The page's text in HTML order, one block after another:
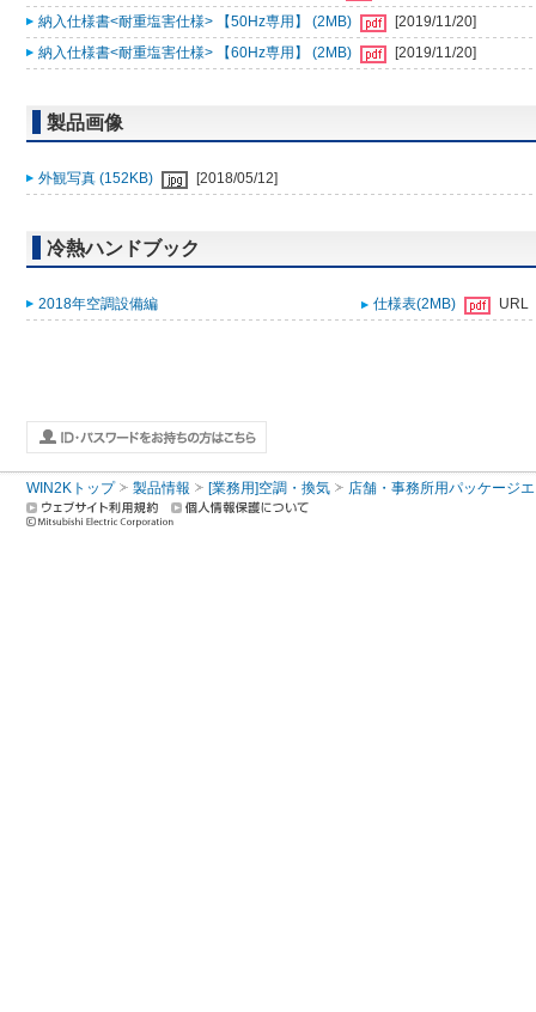
納入仕様書<耐重塩害仕様> 【50Hz専用】 (2MB)
[2019/11/20]
納入仕様書<耐重塩害仕様> 【60Hz専用】 (2MB)
[2019/11/20]
製品画像
外観写真 (152KB) [2018/05/12]
冷熱ハンドブック
2018年空調設備編 仕様表(2MB) URL
WIN2Kトップ 製品情報 [業務用]空調・換気 店舗・事務所用パッケージ